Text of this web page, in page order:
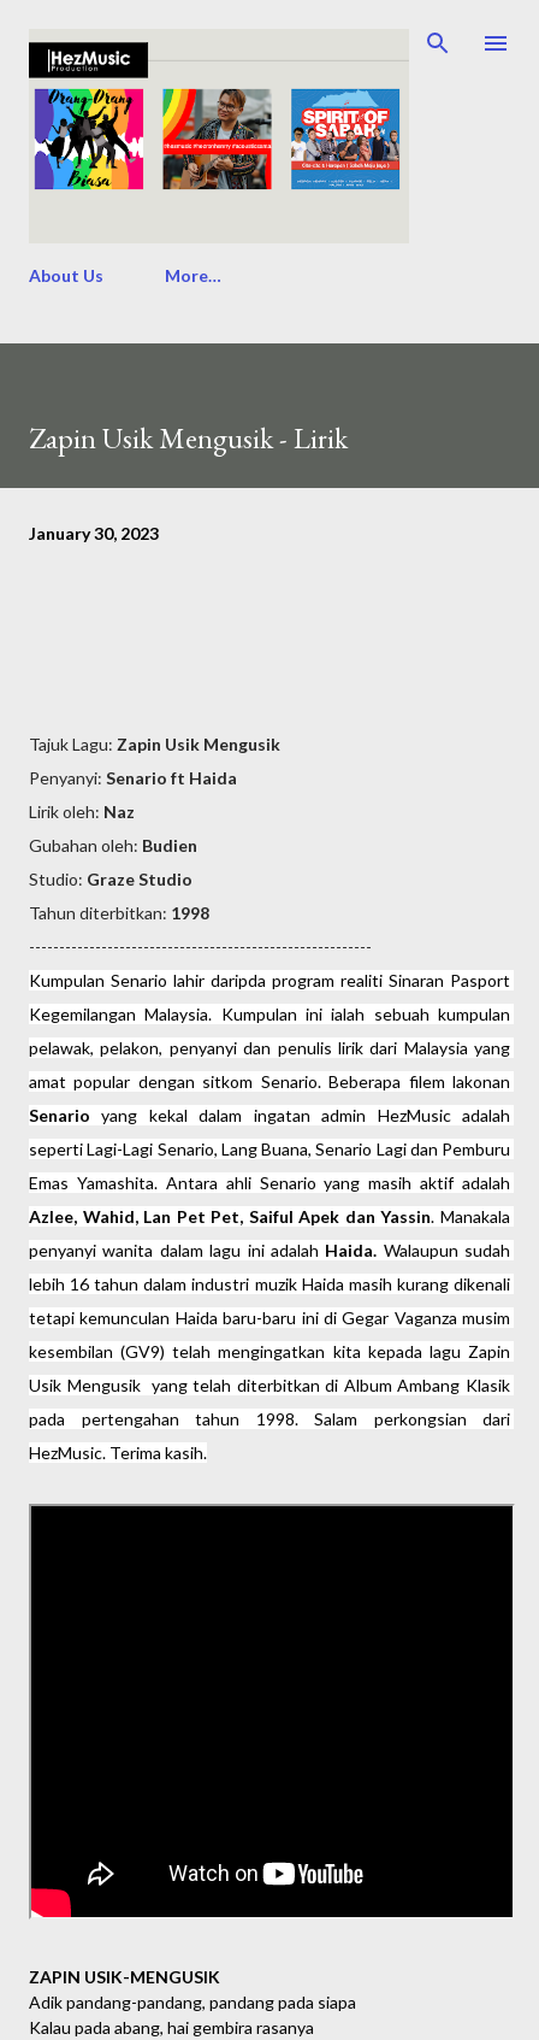
About Us More…
Zapin Usik Mengusik - Lirik
January 30, 2023
Tajuk Lagu: Zapin Usik Mengusik
Penyanyi: Senario ft Haida
Lirik oleh: Naz
Gubahan oleh: Budien
Studio: Graze Studio
Tahun diterbitkan: 1998
---------------------------------------------------------
Kumpulan Senario lahir daripda program realiti Sinaran Pasport
pelawak, pelakon, penyanyi dan penulis lirik dari Malaysia yang
amat popular dengan
Senario yang kekal dalam ingatan admin HezMusic adalah
seperti Lagi-Lagi Senario, Lang Buana, Senario Lagi dan Pemburu
Emas Yamashita. Antara ahli Senario yang masih aktif adalah
Azlee, Wahid, Lan Pet Pet, Saiful Apek dan Yassin. Manakala
penyanyi wanita dalam lagu ini adalah Haida. Walaupun sudah
lebih 16 tahun dalam industri muzik Haida masih kurang dikenali
tetapi kemunculan Haida baru-baru ini di Gegar Vaganza musim
kesembilan (GV9) telah mengingatkan kita kepada lagu Zapin
Usik Mengusik  yang telah diterbitkan di Album Ambang Klasik
pada pertengahan tahun 1998. Salam perkongsian dari
HezMusic. Terima kasih.
ZAPIN USIK-MENGUSIK
Adik pandang-pandang, pandang pada siapa
Kalau pada abang, hai gembira rasanya